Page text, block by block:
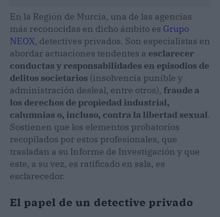
En la Región de Murcia, una de las agencias
más reconocidas en dicho ámbito es Grupo
NEOX, detectives privados. Son especialistas en
abordar actuaciones tendentes a esclarecer
conductas y responsabilidades en episodios de
delitos societarios (insolvencia punible y
administración desleal, entre otros), fraude a
los derechos de propiedad industrial,
calumnias o, incluso, contra la libertad sexual.
Sostienen que los elementos probatorios
recopilados por estos profesionales, que
trasladan a su Informe de Investigación y que
este, a su vez, es ratificado en sala, es
esclarecedor.
El papel de un detective privado